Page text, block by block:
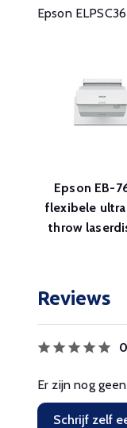
Epson
Epson EB-
flexibele
throw
Reviews
0
Er zijn nog
Schrijf zelf